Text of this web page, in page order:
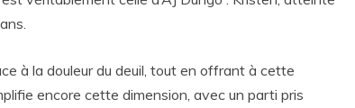
à la douleur du deuil, tout en offrant à cette
encore cette dimension, avec un parti pris